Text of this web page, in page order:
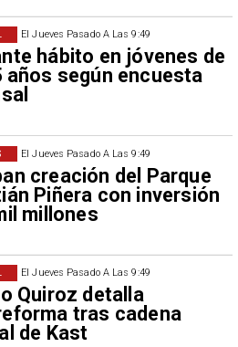
El Jueves Pasado A Las 9:49
hábito en jóvenes de
años según encuesta
El Jueves Pasado A Las 9:49
creación del Parque
Piñera con inversión
millones
El Jueves Pasado A Las 9:49
Quiroz detalla
tras cadena
de Kast